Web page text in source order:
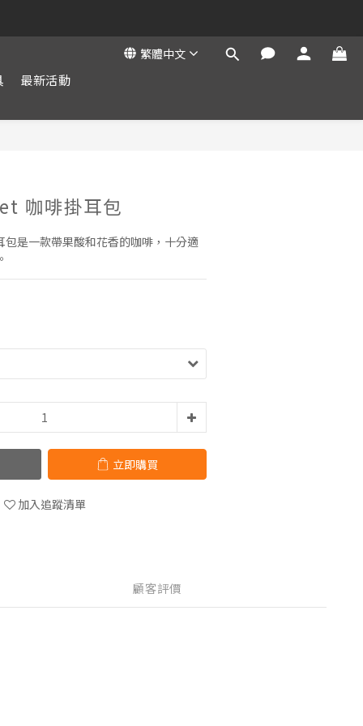
繁體中文
最新活動
咖啡掛耳包
是一款帶果酸和花香的咖啡，十分適
立即購買
加入追蹤清單
顧客評價